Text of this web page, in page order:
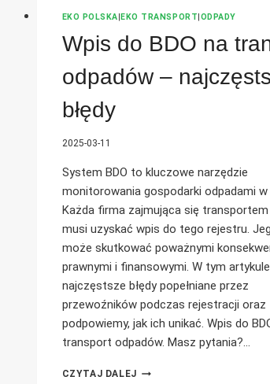
EKO POLSKA EKO TRANSPORT ODPADY
Wpis do BDO na
odpadów –
błędy
2025-03-11
System BDO to kluczowe narzędzie
monitorowania gospodarki odpadami w
Każda firma zajmująca się
musi uzyskać wpis do tego rejestru.
może skutkować poważnymi
prawnymi i finansowymi. W tym
najczęstsze błędy popełniane przez
przewoźników podczas rejestracji oraz
podpowiemy, jak ich unikać. Wpis do
transport odpadów. Masz pytania?…
CZYTAJ DALEJWPIS